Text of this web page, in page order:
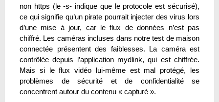
non https (le -s- indique que le protocole est sécurisé),
ce qui signifie qu’un pirate pourrait injecter des virus lors
d’une mise à jour, car le flux de données n’est pas
chiffré. Les caméras incluses dans notre test de maison
connectée présentent des faiblesses. La caméra est
contrôlée depuis l’application mydlink, qui est chiffrée.
Mais si le flux vidéo lui-même est mal protégé, les
problèmes de sécurité et de confidentialité se
concentrent autour du contenu « capturé ».